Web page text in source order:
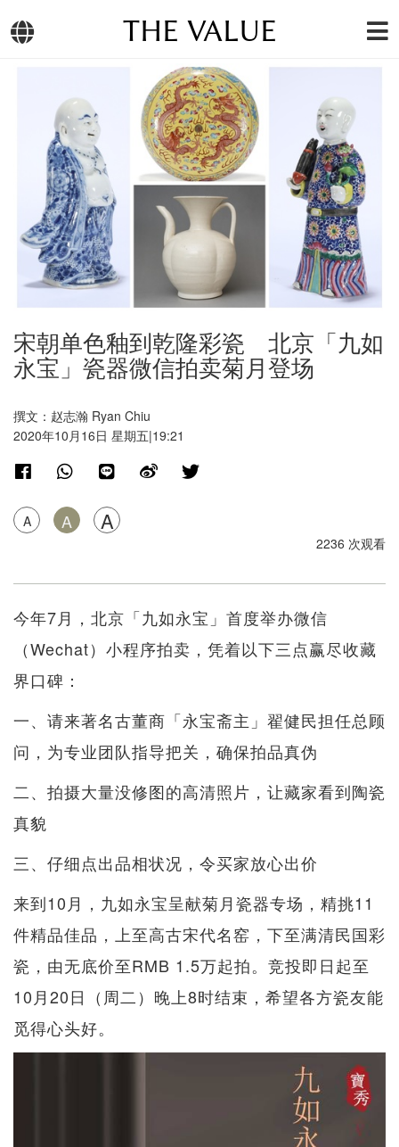
THE VALUE
宋朝单色釉到乾隆彩瓷 北京「九如
永宝」瓷器微信拍卖菊月登场
撰文：赵志瀚 Ryan Chiu
2020年10月16日 星期五|19:21
A A A
2236 次观看
今年7月，北京「九如永宝」首度举办微信
（Wechat）小程序拍卖，凭着以下三点赢尽收藏
界口碑：
一、请来著名古董商「永宝斋主」翟健民担任总顾
问，为专业团队指导把关，确保拍品真伪
二、拍摄大量没修图的高清照片，让藏家看到陶瓷
真貌
三、仔细点出品相状况，令买家放心出价
来到10月，九如永宝呈献菊月瓷器专场，精挑11
件精品佳品，上至高古宋代名窑，下至满清民国彩
瓷，由无底价至RMB 1.5万起拍。竞投即日起至
10月20日（周二）晚上8时结束，希望各方瓷友能
觅得心头好。